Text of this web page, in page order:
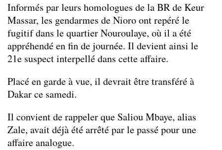
Informés par leurs homologues de la BR de Keur
Massar, les gendarmes de Nioro ont repéré le
fugitif dans le quartier Nouroulaye, où il a été
appréhendé en fin de journée. Il devient ainsi le
21e suspect interpellé dans cette affaire.
Placé en garde à vue, il devrait être transféré à
Dakar ce samedi.
Il convient de rappeler que Saliou Mbaye, alias
Zale, avait déjà été arrêté par le passé pour une
affaire analogue.